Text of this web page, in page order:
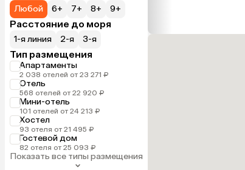
Любой 6+ 7+ 8+ 9+
Расстояние до моря
1-я линия 2-я 3-я
Тип размещения
Апартаменты
2 038 отелей от 23 271 ₽
Отель
568 отелей от 22 920 ₽
Мини-отель
101 отелей от 24 213 ₽
Хостел
93 отеля от 21 495 ₽
Гостевой дом
82 отеля от 25 093 ₽
Показать все типы размещения